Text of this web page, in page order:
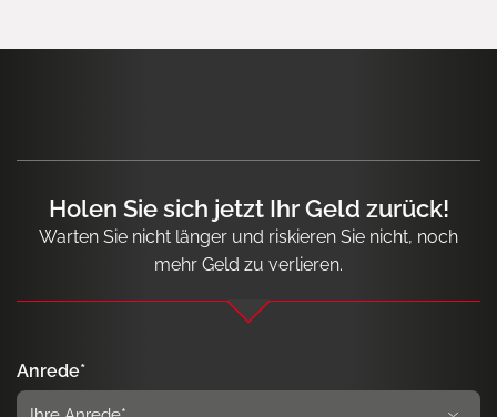
Holen Sie sich jetzt Ihr Geld zurück!
Warten Sie nicht länger und riskieren Sie nicht, noch
mehr Geld zu verlieren.
Anrede*